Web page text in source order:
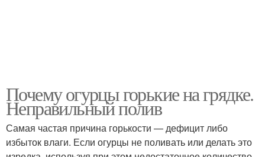
Почему огурцы горькие на грядке.
Неправильный полив
Самая частая причина горькости — дефицит либо
избыток влаги. Если огурцы не поливать или делать это